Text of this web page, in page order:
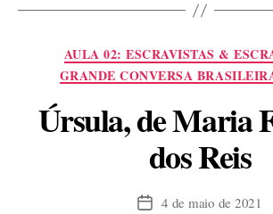
Categorias
AULA 02: ESCRAVISTAS &
GRANDE CONVERSA
Úrsula, de Maria
dos Reis
Data4 de maio de 2021